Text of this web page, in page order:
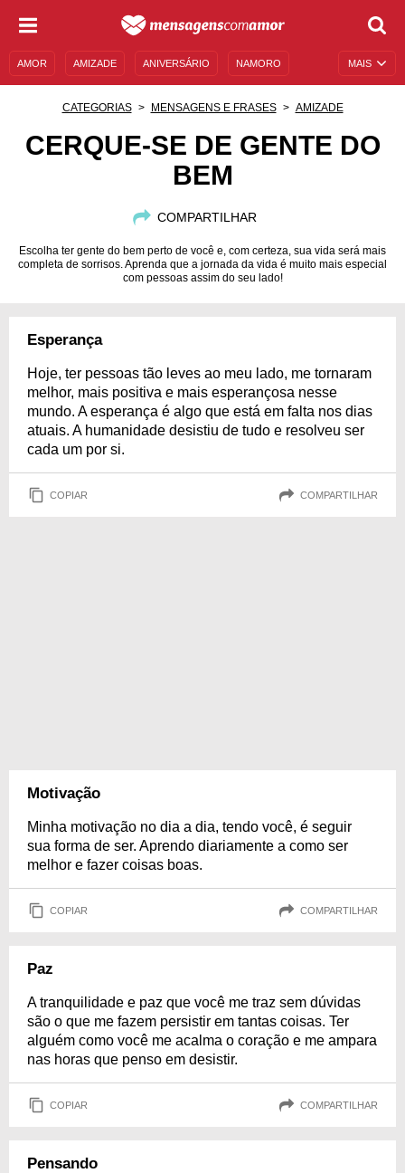
MAIS
AMOR AMIZADE ANIVERSÁRIO NAMORO
MENSAGENS DE ANIVERSÁRIO
CATEGORIAS MENSAGENS E FRASES AMIZADE
CERQUE-SE DE GENTE DO
BEM
COMPARTILHAR
Escolha ter gente do bem perto de você e, com certeza, sua vida será mais
completa de sorrisos. Aprenda que a jornada da vida é muito mais especial
com pessoas assim do seu lado!
Esperança
Hoje, ter pessoas tão leves ao meu lado, me tornaram
melhor, mais positiva e mais esperançosa nesse
mundo. A esperança é algo que está em falta nos dias
atuais. A humanidade desistiu de tudo e resolveu ser
cada um por si.
COPIAR COMPARTILHAR
Motivação
Minha motivação no dia a dia, tendo você, é seguir
sua forma de ser. Aprendo diariamente a como ser
melhor e fazer coisas boas.
COPIAR COMPARTILHAR
Paz
A tranquilidade e paz que você me traz sem dúvidas
são o que me fazem persistir em tantas coisas. Ter
alguém como você me acalma o coração e me ampara
nas horas que penso em desistir.
COPIAR COMPARTILHAR
Pensando